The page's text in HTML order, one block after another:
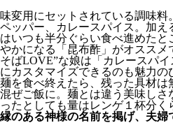
味変用にセットされている調味
ペッパー、カレースパイス。加
はいつも半分ぐらい食べ進めたと
やかになる「昆布酢」がオススメ
そばLOVE”な娘は「カレースパ
にカスタマイズできるのも魅力の
麺を食べ終えたら、残った具材
混ぜご飯に。麺とは違う美味し
ったとしても量はレンゲ１杯分く
縁のある神様の名前を掲げ、夫婦